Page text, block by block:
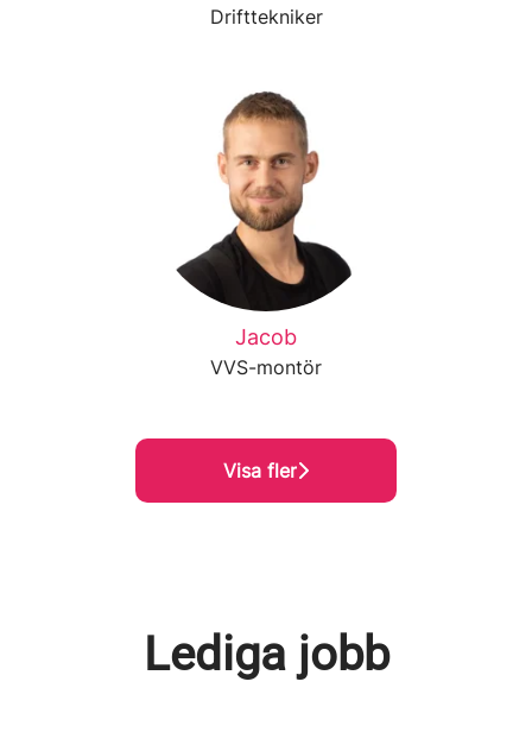
Drifttekniker
Jacob
VVS-montör
Visa fler
Lediga jobb